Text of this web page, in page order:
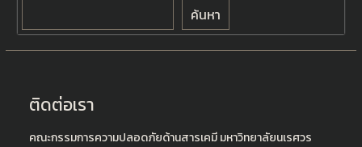
ค้นหา
ติดต่อเรา
คณะกรรมการความปลอดภัยด้านสารเคมี มหาวิทยาลัยนเรศวร